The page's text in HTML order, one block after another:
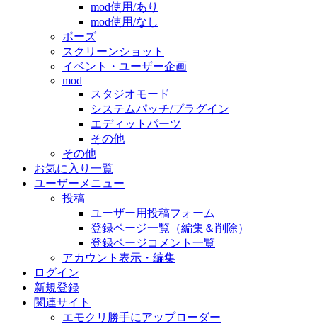
mod使用/あり
mod使用/なし
ポーズ
スクリーンショット
イベント・ユーザー企画
mod
スタジオモード
システムパッチ/プラグイン
エディットパーツ
その他
その他
お気に入り一覧
ユーザーメニュー
投稿
ユーザー用投稿フォーム
登録ページ一覧（編集＆削除）
登録ページコメント一覧
アカウント表示・編集
ログイン
新規登録
関連サイト
エモクリ勝手にアップローダー